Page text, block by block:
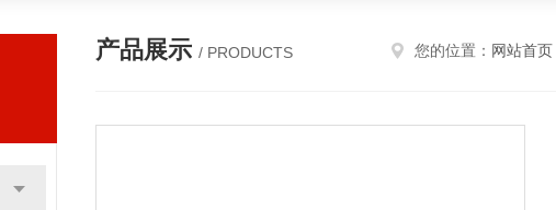
产品展示 / PRODUCTS 您的位置： 网站首页